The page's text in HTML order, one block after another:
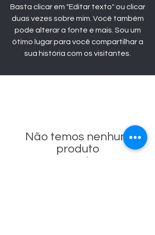
Basta clicar em "Editar texto" ou clicar
duas vezes sobre mim. Você também
pode alterar a fonte e mais. Sou um
ótimo lugar para você compartilhar a
sua história com os visitantes.
Não temos nenhum
produto
para mostrar no